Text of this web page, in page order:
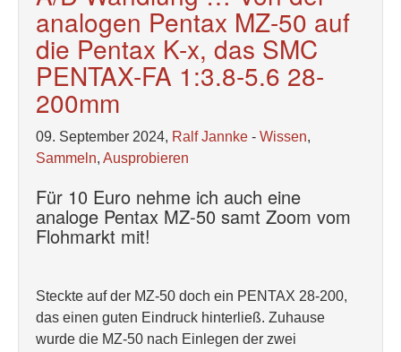
analogen Pentax MZ-50 auf
die Pentax K-x, das SMC
PENTAX-FA 1:3.8-5.6 28-
200mm
09. September 2024, Ralf Jannke - Wissen,
Sammeln, Ausprobieren
Für 10 Euro nehme ich auch eine
analoge Pentax MZ-50 samt Zoom vom
Flohmarkt mit!
Steckte auf der MZ-50 doch ein PENTAX 28-200,
das einen guten Eindruck hinterließ. Zuhause
wurde die MZ-50 nach Einlegen der zwei